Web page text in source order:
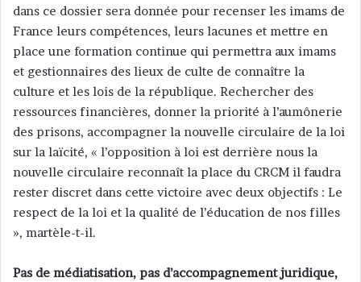
dans ce dossier sera donnée pour recenser les imams de
France leurs compétences, leurs lacunes et mettre en
place une formation continue qui permettra aux imams
et gestionnaires des lieux de culte de connaître la
culture et les lois de la république. Rechercher des
ressources financières, donner la priorité à l’aumônerie
des prisons, accompagner la nouvelle circulaire de la loi
sur la laïcité, « l’opposition à loi est derrière nous la
nouvelle circulaire reconnaît la place du CRCM il faudra
rester discret dans cette victoire avec deux objectifs : Le
respect de la loi et la qualité de l’éducation de nos filles
», martèle-t-il.
Pas de médiatisation, pas d’accompagnement juridique,